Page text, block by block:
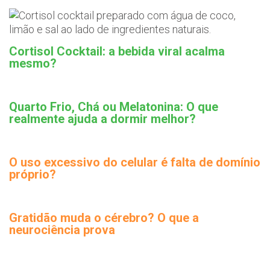
Cortisol Cocktail: a bebida viral acalma
mesmo?
Quarto Frio, Chá ou Melatonina: O que
realmente ajuda a dormir melhor?
O uso excessivo do celular é falta de domínio
próprio?
Gratidão muda o cérebro? O que a
neurociência prova